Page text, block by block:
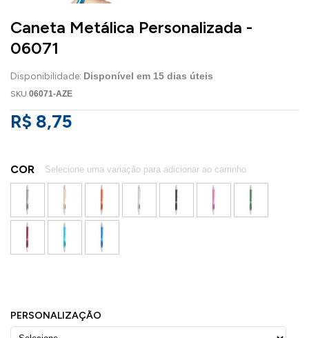
Caneta Metálica Personalizada -
06071
Disponibilidade: Disponível em 15 dias úteis
SKU 06071-AZE
R$ 8,75
COR